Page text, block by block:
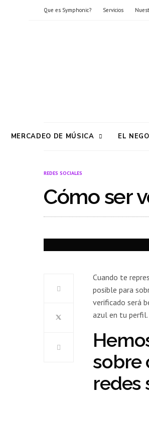
Que es Symphonic? Servicios
MERCADEO DE MÚSICA EL
REDES SOCIALES
Cómo ser
Cuando te
posible para
verificado será
azul en tu
sobre
redes